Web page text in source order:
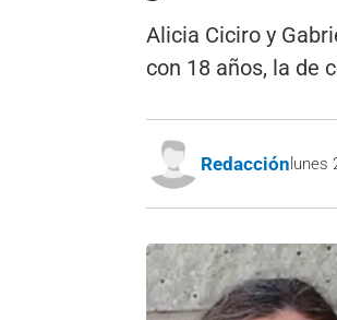
Alicia Ciciro y
con 18 años, la de
Redacción lunes